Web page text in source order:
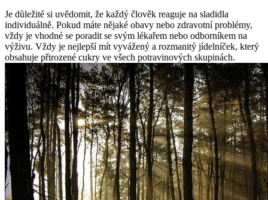
Je důležité si uvědomit, že každý člověk reaguje na sladidla
individuálně. Pokud máte nějaké obavy nebo zdravotní problémy,
vždy je vhodné se poradit se svým lékařem nebo odborníkem na
výživu. Vždy je nejlepší mít vyvážený a rozmanitý jídelníček, který
obsahuje přirozené cukry ve všech potravinových skupinách.